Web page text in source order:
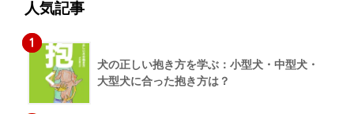
人気記事
1
犬の正しい抱き方を学ぶ：小型犬・中型犬・
大型犬に合った抱き方は？